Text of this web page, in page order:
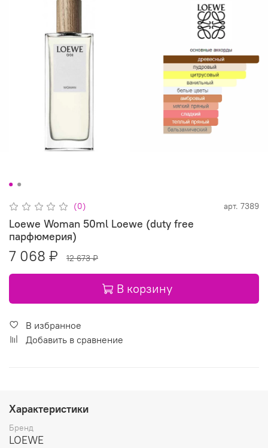
(0) арт. 7389
Loewe Woman 50ml Loewe (duty free
парфюмерия)
7 068 ₽ 12 673 ₽
В корзину
В избранное
Добавить в сравнение
Характеристики
Бренд
LOEWE